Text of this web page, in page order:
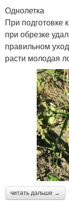
Однолетка
При подготовке
при обрезке
правильном
расти молодая
читать дальше →